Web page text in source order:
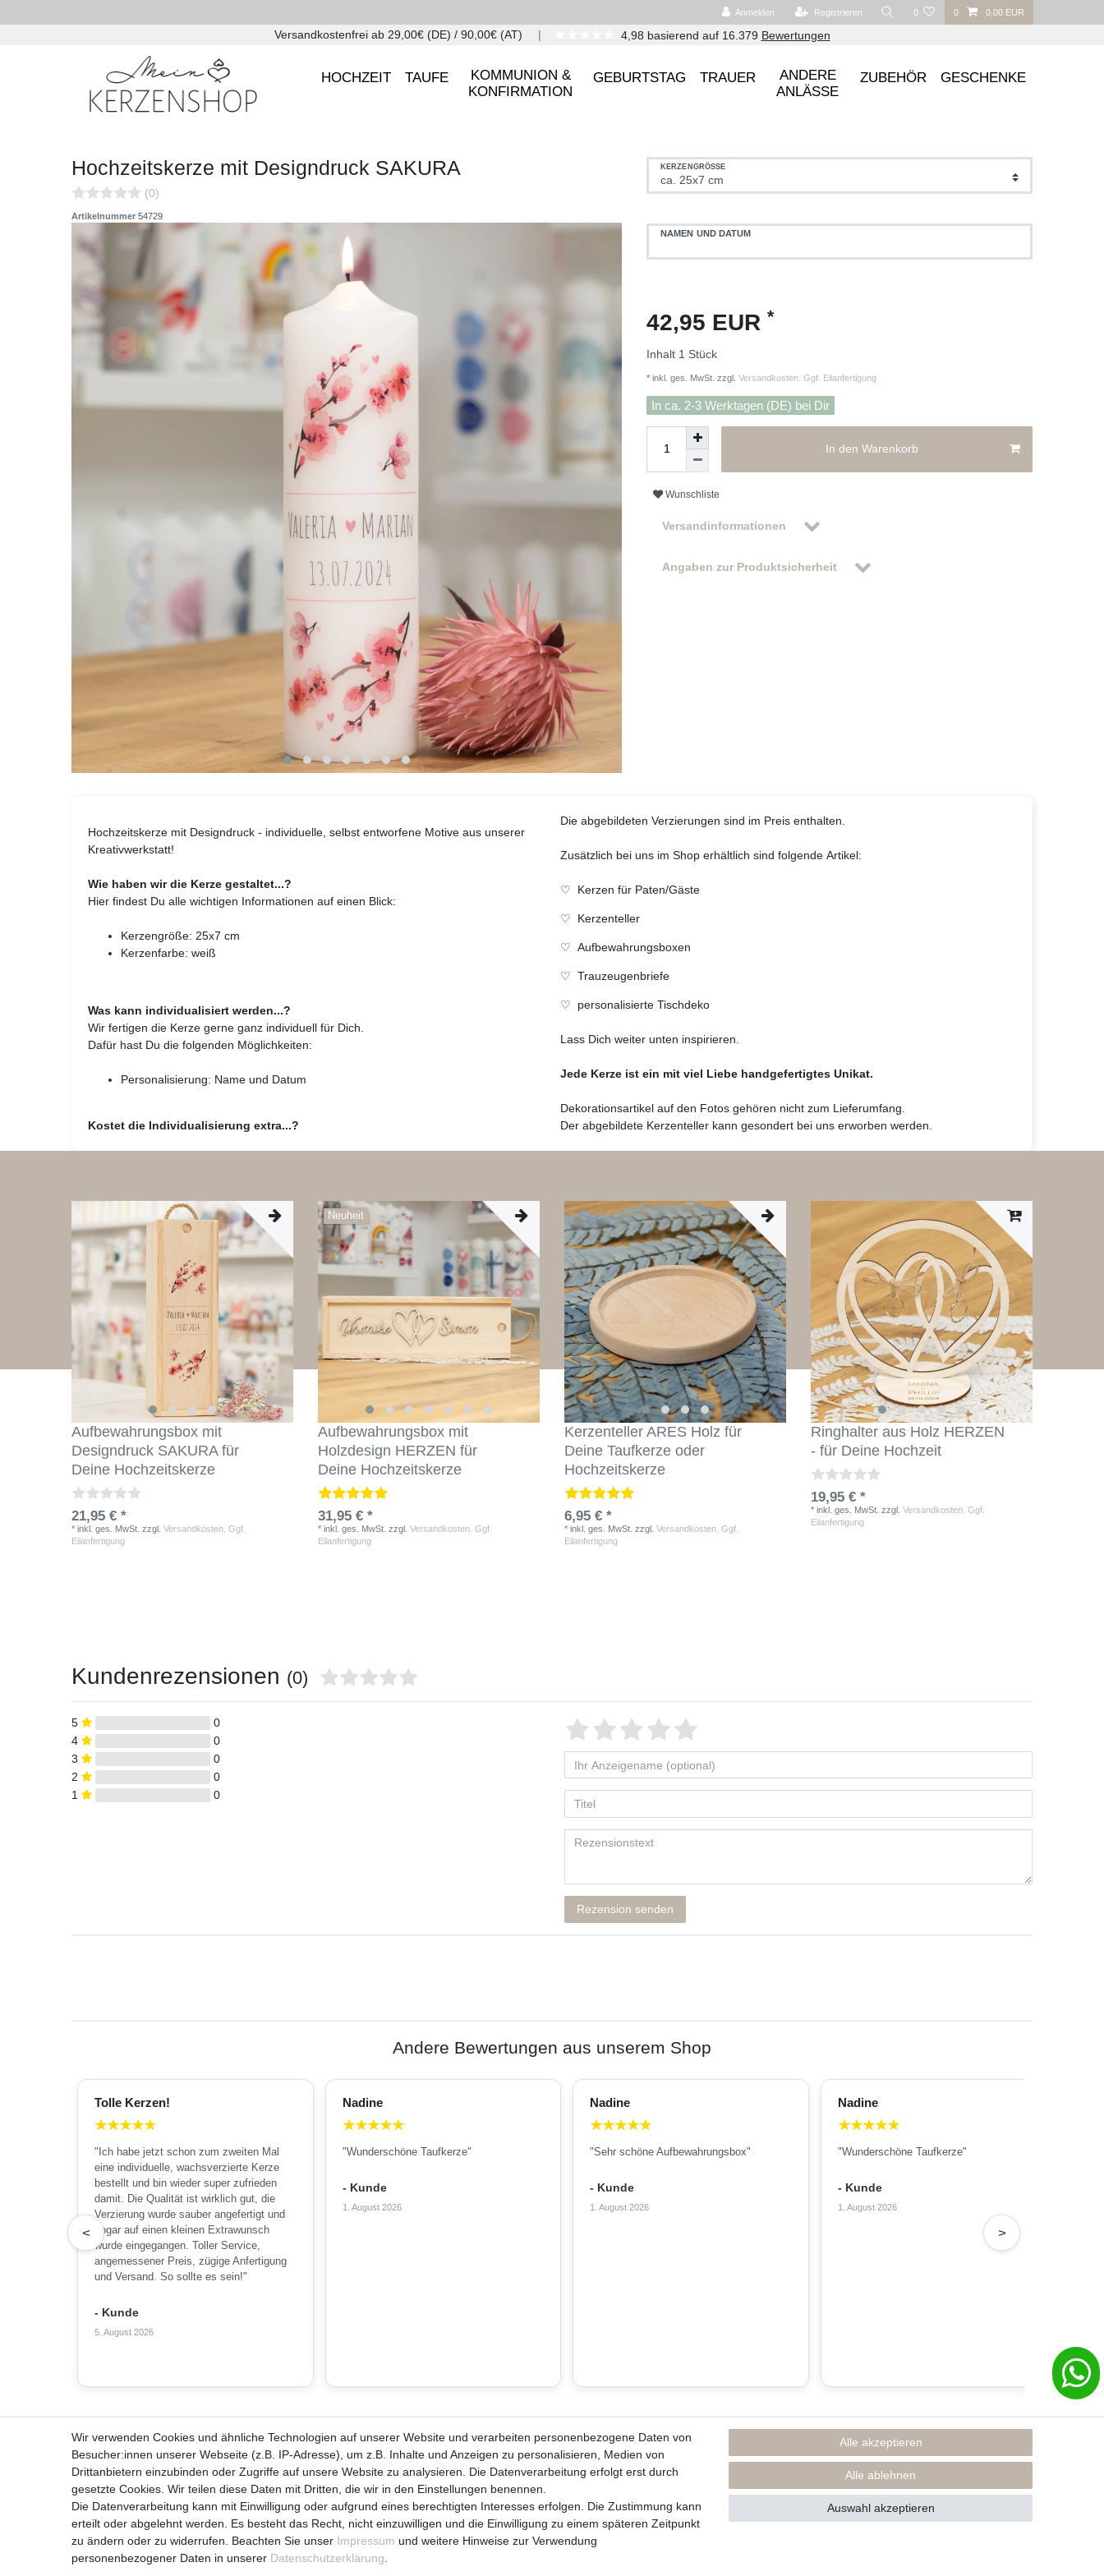
Anmelden Registrieren 0 0 0,00 EUR
Versandkostenfrei ab 29,00€ (DE) / 90,00€ (AT) 4,98 basierend auf 16.379 Bewertungen
HOCHZEIT TAUFE
KOMMUNION &
KONFIRMATION
GEBURTSTAG TRAUER
ANDERE
ANLÄSSE
ZUBEHÖR GESCHENKE
Hochzeitskerze mit Designdruck SAKURA
(0)
Artikelnummer 54729
KERZENGRÖSSE
NAMEN UND DATUM
42,95 EUR *
Inhalt 1 Stück
* inkl. ges. MwSt. zzgl. Versandkosten. Ggf. Eilanfertigung
In ca. 2-3 Werktagen (DE) bei Dir
In den Warenkorb
Wunschliste
Versandinformationen
Angaben zur Produktsicherheit
Hochzeitskerze mit Designdruck - individuelle, selbst entworfene Motive aus unserer
Kreativwerkstatt!
Wie haben wir die Kerze gestaltet...?
Hier findest Du alle wichtigen Informationen auf einen Blick:
Kerzengröße: 25x7 cm
Kerzenfarbe: weiß
Was kann individualisiert werden...?
Wir fertigen die Kerze gerne ganz individuell für Dich.
Dafür hast Du die folgenden Möglichkeiten:
Personalisierung: Name und Datum
Kostet die Individualisierung extra...?
Die abgebildeten Verzierungen sind im Preis enthalten.
Zusätzlich bei uns im Shop erhältlich sind folgende Artikel:
♡ Kerzen für Paten/Gäste
♡ Kerzenteller
♡ Aufbewahrungsboxen
♡ Trauzeugenbriefe
♡ personalisierte Tischdeko
Lass Dich weiter unten inspirieren.
Jede Kerze ist ein mit viel Liebe handgefertigtes Unikat.
Dekorationsartikel auf den Fotos gehören nicht zum Lieferumfang.
Der abgebildete Kerzenteller kann gesondert bei uns erworben werden.
Aufbewahrungsbox mit
Designdruck SAKURA für
Deine Hochzeitskerze
21,95 € *
* inkl. ges. MwSt. zzgl. Versandkosten. Ggf.
Eilanfertigung
Neuheit
Aufbewahrungsbox mit
Holzdesign HERZEN für
Deine Hochzeitskerze
31,95 € *
* inkl. ges. MwSt. zzgl. Versandkosten. Ggf.
Eilanfertigung
Kerzenteller ARES Holz für
Deine Taufkerze oder
Hochzeitskerze
6,95 € *
* inkl. ges. MwSt. zzgl. Versandkosten. Ggf.
Eilanfertigung
Ringhalter aus Holz HERZEN
- für Deine Hochzeit
19,95 € *
* inkl. ges. MwSt. zzgl. Versandkosten. Ggf.
Eilanfertigung
Kundenrezensionen (0)
5
0
4
0
3
0
2
0
1
0
Rezension senden
Andere Bewertungen aus unserem Shop
Tolle Kerzen!
★★★★★
"Ich habe jetzt schon zum zweiten Mal
eine individuelle, wachsverzierte Kerze
bestellt und bin wieder super zufrieden
damit. Die Qualität ist wirklich gut, die
Verzierung wurde sauber angefertigt und
sogar auf einen kleinen Extrawunsch
wurde eingegangen. Toller Service,
angemessener Preis, zügige Anfertigung
und Versand. So sollte es sein!"
- Kunde
5. August 2026
Nadine
★★★★★
"Wunderschöne Taufkerze"
- Kunde
1. August 2026
Nadine
★★★★★
"Sehr schöne Aufbewahrungsbox"
- Kunde
1. August 2026
Nadine
★★★★★
"Wunderschöne Taufkerze"
- Kunde
1. August 2026
< >
Alles zum Bestellen
Kontakt
Häufige Fragen
Zahlungsmöglichkeiten
Versandbedingungen
Widerrufsrecht
Vertrag widerrufen
Über uns und unsere Kerzen
Team
Unternehmen / Philosophie
Kerzenpflege und Abbrennhinweise
Unsere Kerzenlieferanten
Du erreichst uns von
Montag bis Freitag 10 bis 17 Uhr
Telefonisch und per Whatsapp
erreichst Du uns unter:
Rechtliches
Impressum
AGB
Datenschutzerklärung
* Preise inkl. MwSt., zzgl. Versand(DE)
Wir verwenden Cookies und ähnliche Technologien auf unserer Website und verarbeiten personenbezogene Daten von
Besucher:innen unserer Webseite (z.B. IP-Adresse), um z.B. Inhalte und Anzeigen zu personalisieren, Medien von
Drittanbietern einzubinden oder Zugriffe auf unsere Website zu analysieren. Die Datenverarbeitung erfolgt erst durch
gesetzte Cookies. Wir teilen diese Daten mit Dritten, die wir in den Einstellungen benennen.
Die Datenverarbeitung kann mit Einwilligung oder aufgrund eines berechtigten Interesses erfolgen. Die Zustimmung kann
erteilt oder abgelehnt werden. Es besteht das Recht, nicht einzuwilligen und die Einwilligung zu einem späteren Zeitpunkt
zu ändern oder zu widerrufen. Beachten Sie unser Impressum und weitere Hinweise zur Verwendung
personenbezogener Daten in unserer Daten­schutz­erklärung
Alle akzeptieren
Alle ablehnen
Auswahl akzeptieren